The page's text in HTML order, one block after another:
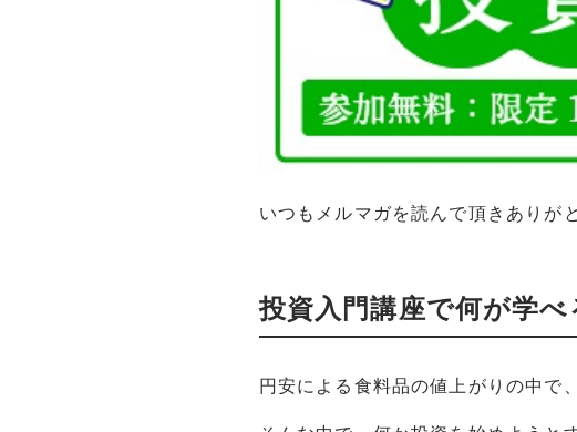
いつもメルマガを読んで頂きありが
投資入門講座で何が学べ
円安による食料品の値上がりの中で